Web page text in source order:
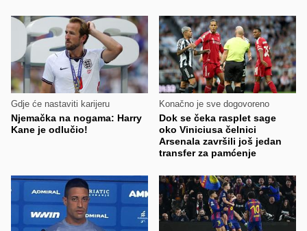
Gdje će nastaviti karijeru
Njemačka na nogama: Harry
Kane je odlučio!
Konačno je sve dogovoreno
Dok se čeka rasplet sage
oko Viniciusa čelnici
Arsenala završili još jedan
transfer za pamćenje